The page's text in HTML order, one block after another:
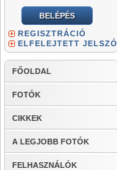
REGISZTRÁCIÓ
ELFELEJTETT JELSZÓ
FŐOLDAL
FOTÓK
CIKKEK
A LEGJOBB FOTÓK
FELHASZNÁLÓK